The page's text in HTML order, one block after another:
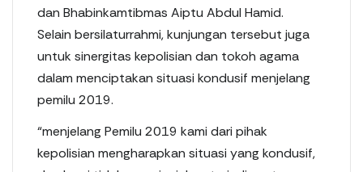
dan Bhabinkamtibmas Aiptu Abdul Hamid.
Selain bersilaturrahmi, kunjungan tersebut juga
untuk sinergitas kepolisian dan tokoh agama
dalam menciptakan situasi kondusif menjelang
pemilu 2019.
“menjelang Pemilu 2019 kami dari pihak
kepolisian mengharapkan situasi yang kondusif,